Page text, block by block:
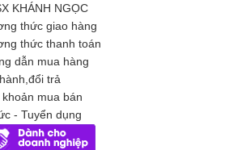
KHÁNH NGỌC
thức giao hàng
thức thanh toán
dẫn mua hàng
trả
mua bán
- Tuyển dụng